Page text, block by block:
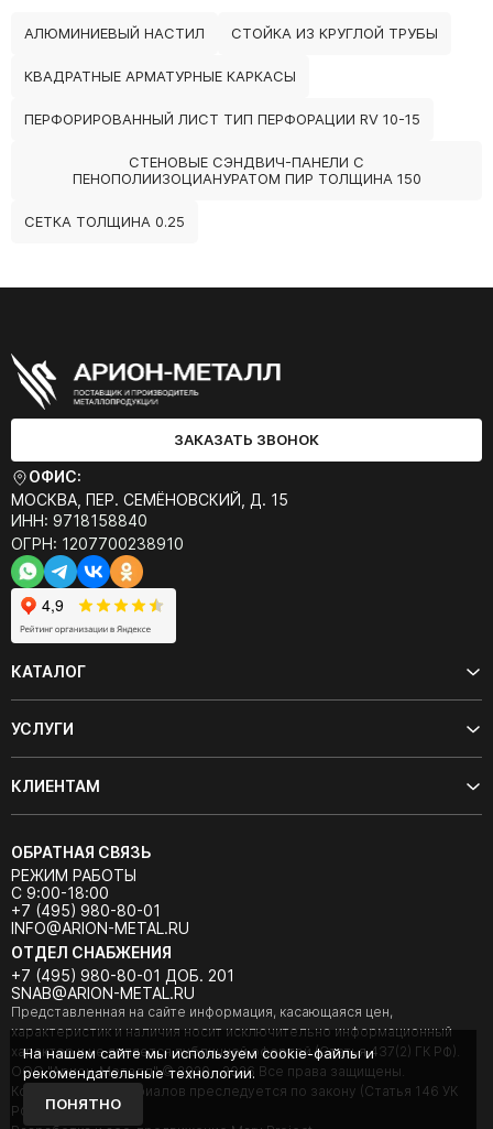
АЛЮМИНИЕВЫЙ НАСТИЛ СТОЙКА ИЗ КРУГЛОЙ ТРУБЫ
КВАДРАТНЫЕ АРМАТУРНЫЕ КАРКАСЫ
ПЕРФОРИРОВАННЫЙ ЛИСТ ТИП ПЕРФОРАЦИИ RV 10-15
СТЕНОВЫЕ СЭНДВИЧ-ПАНЕЛИ С
ПЕНОПОЛИИЗОЦИАНУРАТОМ ПИР ТОЛЩИНА 150
СЕТКА ТОЛЩИНА 0.25
ЗАКАЗАТЬ ЗВОНОК
ОФИС:
МОСКВА, ПЕР. СЕМЁНОВСКИЙ, Д. 15
ИНН: 9718158840
ОГРН: 1207700238910
КАТАЛОГ
УСЛУГИ
КЛИЕНТАМ
ОБРАТНАЯ СВЯЗЬ
РЕЖИМ РАБОТЫ
С 9:00-18:00
+7 (495) 980-80-01
INFO@ARION-METAL.RU
ОТДЕЛ СНАБЖЕНИЯ
+7 (495) 980-80-01 ДОБ. 201
SNAB@ARION-METAL.RU
Представленная на сайте информация, касающаяся цен,
характеристик и наличия носит исключительно информационный
характер и не является публичной офертой (Статья 437(2) ГК РФ).
ООО "Арион-Металл" © 2020 - 2026 Все права защищены.
Копирование материалов преследуется по закону (Статья 146 УК
РФ).
На нашем сайте мы используем cookie-файлы и
рекомендательные технологии.
ПОНЯТНО